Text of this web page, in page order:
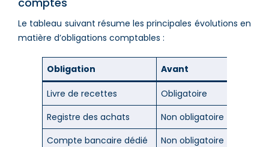
Le tableau suivant résume les principales évolutions en
matière d’obligations comptables :
Obligation Avant
Livre de recettes Obligatoire
Registre des achats
Non obligatoire
Compte bancaire dédié
Non obligatoire